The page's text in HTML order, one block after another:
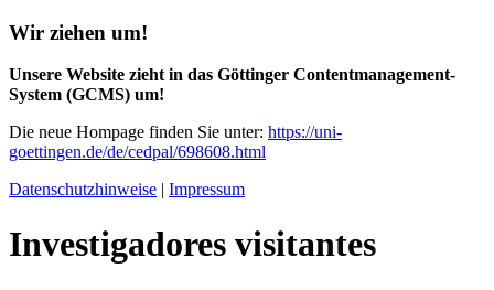
Wir ziehen um!
Unsere Website zieht in das Göttinger Contentmanagement-
System (GCMS) um!
Die neue Hompage finden Sie unter: https://uni-
goettingen.de/de/cedpal/698608.html
Datenschutzhinweise | Impressum
Investigadores visitantes